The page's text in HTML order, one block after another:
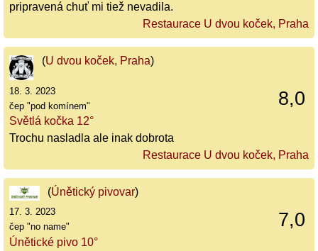
pripravená chuť mi tiež nevadila.
Restaurace U dvou koček, Praha
(U dvou koček, Praha)
8,0
18. 3. 2023
čep "pod komínem"
Světlá kočka 12°
Trochu nasladla ale inak dobrota
Restaurace U dvou koček, Praha
(Únětický pivovar)
7,0
17. 3. 2023
čep "no name"
Únětické pivo 10°